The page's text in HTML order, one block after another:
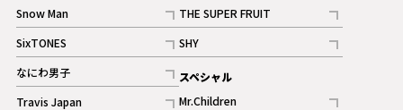
Snow Man
記事
ギャラリー
SixTONES
記事
ギャラリー
なにわ男子
記事
Travis Japan
THE SUPER FRUIT
記事
SHY
記事
スペシャル
Mr.Children